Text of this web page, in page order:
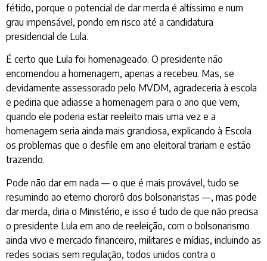
fétido, porque o potencial de dar merda é altíssimo e num
grau impensável, pondo em risco até a candidatura
presidencial de Lula.
É certo que Lula foi homenageado. O presidente não
encomendou a homenagem, apenas a recebeu. Mas, se
devidamente assessorado pelo MVDM, agradeceria à escola
e pediria que adiasse a homenagem para o ano que vem,
quando ele poderia estar reeleito mais uma vez e a
homenagem seria ainda mais grandiosa, explicando à Escola
os problemas que o desfile em ano eleitoral trariam e estão
trazendo.
Pode não dar em nada — o que é mais provável, tudo se
resumindo ao eterno chororô dos bolsonaristas —, mas pode
dar merda, diria o Ministério, e isso é tudo de que não precisa
o presidente Lula em ano de reeleição, com o bolsonarismo
ainda vivo e mercado financeiro, militares e mídias, incluindo as
redes sociais sem regulação, todos unidos contra o